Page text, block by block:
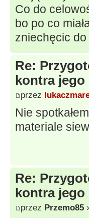
Co do
bo po co
zniechęcic
Re:
kontra jego
przez
Nie
materiale
Re:
kontra jego
przez Przemo85